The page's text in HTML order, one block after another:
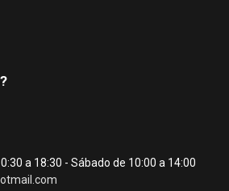
a 18:30 - Sábado de 10:00 a 14:00